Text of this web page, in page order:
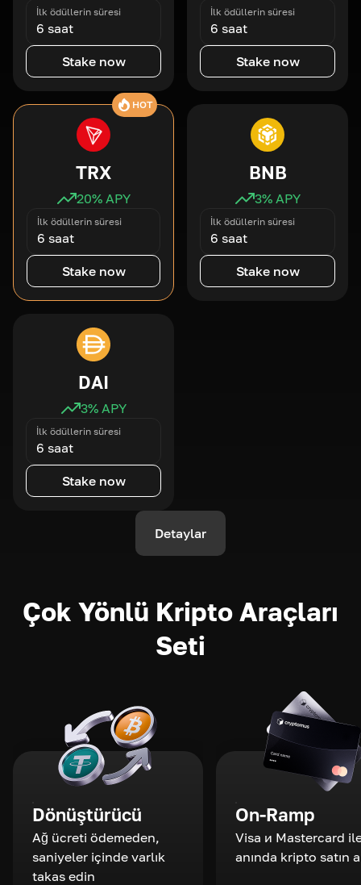
İlk ödüllerin süresi
6 saat
Stake now
İlk ödüllerin süresi
6 saat
Stake now
HOT
TRX
20% APY
İlk ödüllerin süresi
6 saat
Stake now
BNB
3% APY
İlk ödüllerin süresi
6 saat
Stake now
DAI
3% APY
İlk ödüllerin süresi
6 saat
Stake now
Detaylar
Çok Yönlü Kripto Araçları
Seti
Dönüştürücü
Ağ ücreti ödemeden,
saniyeler içinde varlık
takas edin
On-Ramp
Visa и Mastercard
anında kripto satın